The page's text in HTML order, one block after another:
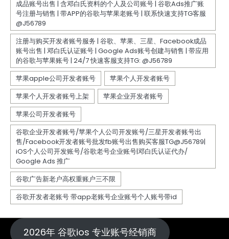
2026年 谷歌ios 专业账号经销商